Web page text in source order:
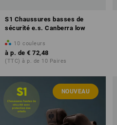
S1 Chaussures basses de
sécurité e.s. Canberra low
10 couleurs
à p. de € 72,48
(TTC) à p. de 10 Paires
NOUVEAU